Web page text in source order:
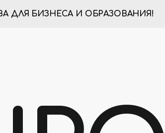
ДЛЯ БИЗНЕСА И ОБРАЗОВАНИЯ!